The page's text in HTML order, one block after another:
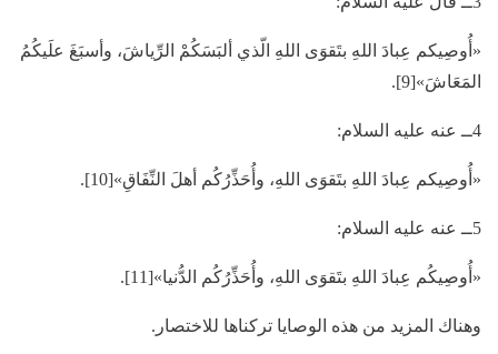
«أُوصِيكم عِبادَ اللهِ بتَقوَى اللهِ الّذي ألبَسَكُمْ الرِّياشَ، وأسبَغَ علَيكُمُ
المَعَاشَ»[9].
4ــ عنه عليه السلام:
«أُوصِيكم عِبادَ اللهِ بتَقوَى اللهِ، وأُحَذِّرُكُم أهلَ النِّفَاقِ»[10].
5ــ عنه عليه السلام:
«أُوصِيكُم عِبادَ اللهِ بتَقوَى اللهِ، وأُحَذِّرُكُم الدُّنيا»[11].
وهناك المزيد من هذه الوصايا تركناها للاختصار.